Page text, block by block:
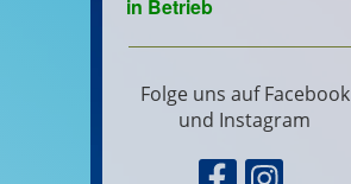
Folge uns auf Facebook
und Instagram